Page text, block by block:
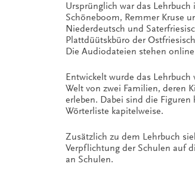
Ursprünglich war das
Schöneboom, Remmer Kruse
Niederdeutsch und
Plattdüütskbüro der
Die Audiodateien stehen
Entwickelt wurde das
Welt von zwei Familien, deren
erleben. Dabei sind die
Wörterliste kapitelweise.
Zusätzlich zu dem Lehrbuch
Verpflichtung der Schulen auf
an Schulen.